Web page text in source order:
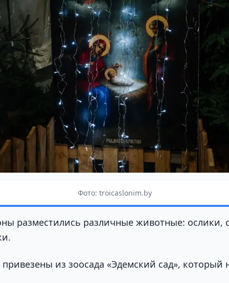
Фото: troicaslonim.by
разместились различные животные: ослики,
из зоосада «Эдемский сад», который